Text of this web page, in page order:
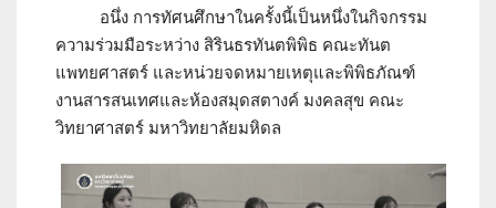
อนึ่ง การทัศนศึกษาในครั้งนี้เป็นหนึ่งในกิจกรรม
ความร่วมมือระหว่าง สิรินธรทันตพิพิธ คณะทันต
แพทยศาสตร์ และหน่วยจดหมายเหตุและพิพิธภัณฑ์
งานสารสนเทศและห้องสมุดสตางค์ มงคลสุข คณะ
วิทยาศาสตร์ มหาวิทยาลัยมหิดล